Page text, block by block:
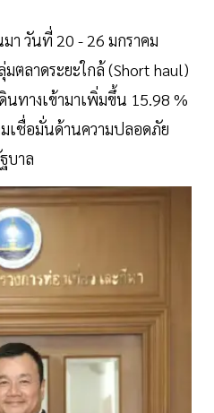
า วันที่ 20 - 26 มกราคม
ตลาดระยะใกล้ (Short haul)
นทางเข้ามาเพิ่มขึ้น 15.98 %
มเชื่อมั่นด้านความปลอดภัย
บาล